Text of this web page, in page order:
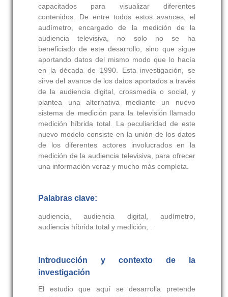
capacitados para visualizar diferentes
contenidos. De entre todos estos avances, el
audímetro, encargado de la medición de la
audiencia televisiva, no solo no se ha
beneficiado de este desarrollo, sino que sigue
aportando datos del mismo modo que lo hacía
en la década de 1990. Esta investigación, se
sirve del avance de los datos aportados a través
de la audiencia digital, crossmedia o social, y
plantea una alternativa mediante un nuevo
sistema de medición para la televisión llamado
medición híbrida total. La peculiaridad de este
nuevo modelo consiste en la unión de los datos
de los diferentes actores involucrados en la
medición de la audiencia televisiva, para ofrecer
una información veraz y mucho más completa.
Palabras clave:
audiencia, audiencia digital, audímetro,
audiencia híbrida total y medición, .
Introducción y contexto de la
investigación
El estudio que aquí se desarrolla pretende